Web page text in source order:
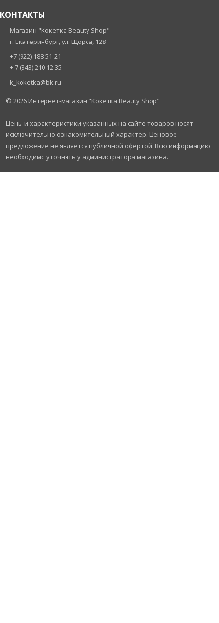
КОНТАКТЫ
Магазин "Кокетка Beauty Shop"
г. Екатеринбург, ул. Щорса, 128
+7 (922) 188-51-21
+ 7 (343) 210 12 35
k_koketka@bk.ru
© 2026 Интернет-магазин "Кокетка Beauty Shop"
Цены и характеристики указанных на сайте товаров носят
исключительно ознакомительный характер. Ценовое
предложение не является публичной офертой. Всю информацию
необходимо уточнять у администратора магазина.